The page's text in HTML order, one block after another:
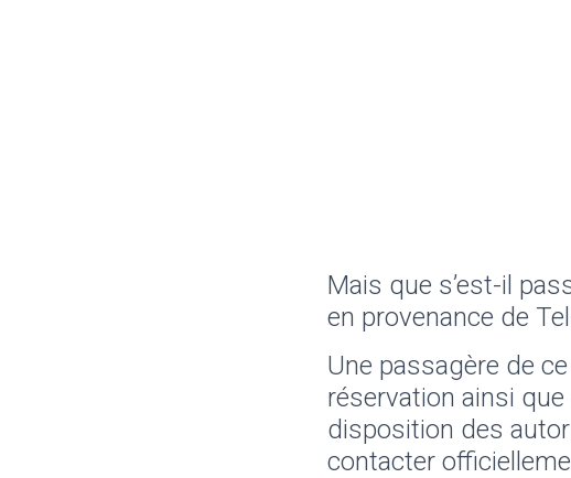
Mais que s’est-il
en provenance de
Une passagère de
réservation ainsi
disposition des
contacter